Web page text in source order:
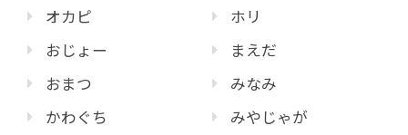
オカピ
おじょー
おまつ
かわぐち
ホリ
まえだ
みなみ
みやじゃが